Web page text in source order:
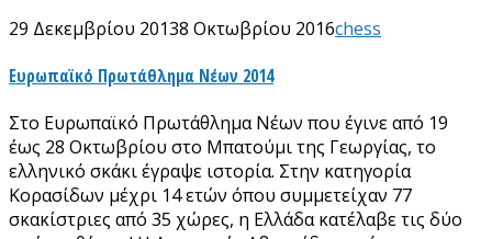
29 Δεκεμβρίου 20138 Οκτωβρίου 2016chess
Ευρωπαϊκό Πρωτάθλημα Νέων 2014
Στο Ευρωπαϊκό Πρωτάθλημα Νέων που έγινε από 19
έως 28 Οκτωβρίου στο Μπατούμι της Γεωργίας, το
ελληνικό σκάκι έγραψε ιστορία. Στην κατηγορία
Κορασίδων μέχρι 14 ετών όπου συμμετείχαν 77
σκακίστριες από 35 χώρες, η Ελλάδα κατέλαβε τις δύο